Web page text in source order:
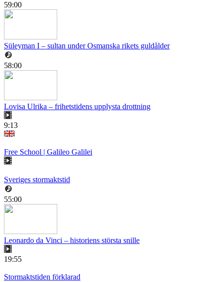
59:00
Süleyman I – sultan under Osmanska rikets guldålder
58:00
Lovisa Ulrika – frihetstidens upplysta drottning
9:13
Free School | Galileo Galilei
Sveriges stormaktstid
55:00
Leonardo da Vinci – historiens största snille
19:55
Stormaktstiden förklarad